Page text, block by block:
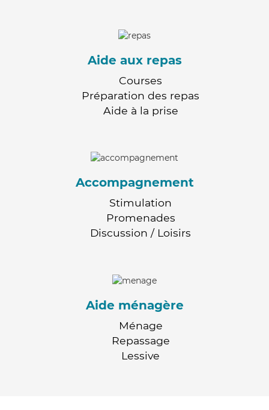
Aide aux repas
Courses
Préparation des repas
Aide à la prise
Accompagnement
Stimulation
Promenades
Discussion / Loisirs
Aide ménagère
Ménage
Repassage
Lessive